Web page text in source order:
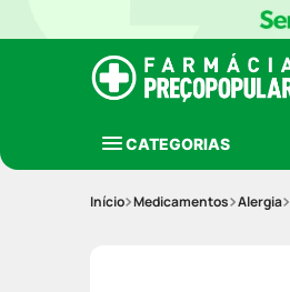
CATEGORIAS
Medicamentos Alergia